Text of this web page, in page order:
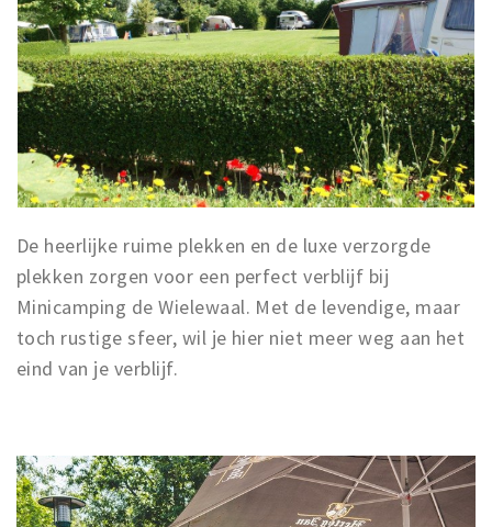
De heerlijke ruime plekken en de luxe verzorgde
plekken zorgen voor een perfect verblijf bij
Minicamping de Wielewaal. Met de levendige, maar
toch rustige sfeer, wil je hier niet meer weg aan het
eind van je verblijf.